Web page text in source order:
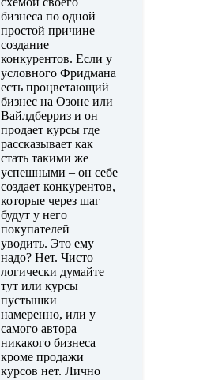
бизнеса по одной
простой причине –
создание
конкурентов. Если у
условного Фридмана
есть процветающий
бизнес на Озоне или
Вайлдберриз и он
продает курсы где
рассказывает как
стать такими же
успешными – он себе
создает конкурентов,
которые через шаг
будут у него
покупателей
уводить. Это ему
надо? Нет. Чисто
логически думайте
тут или курсы
пустышки
намеренно, или у
самого автора
никакого бизнеса
кроме продажи
курсов нет. Лично